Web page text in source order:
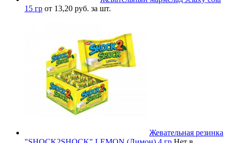
15 гр от 13,20 руб. за шт.
Жевательная резинка